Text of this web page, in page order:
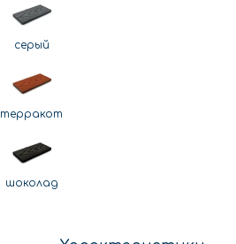
серый
терракот
шоколад